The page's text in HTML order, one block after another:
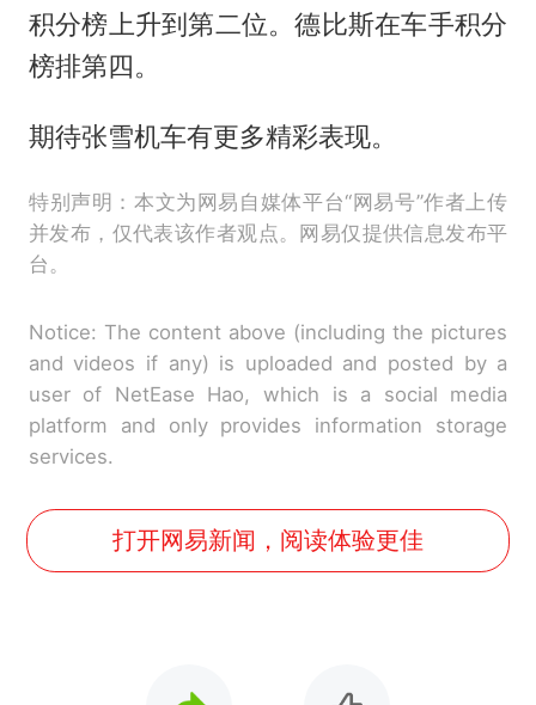
积分榜上升到第二位。德比斯在车手积分
榜排第四。
期待张雪机车有更多精彩表现。
特别声明：本文为网易自媒体平台“网易号”作者上传
并发布，仅代表该作者观点。网易仅提供信息发布平
台。
Notice: The content above (including the pictures
and videos if any) is uploaded and posted by a
user of NetEase Hao, which is a social media
platform and only provides information storage
services.
打开网易新闻，阅读体验更佳